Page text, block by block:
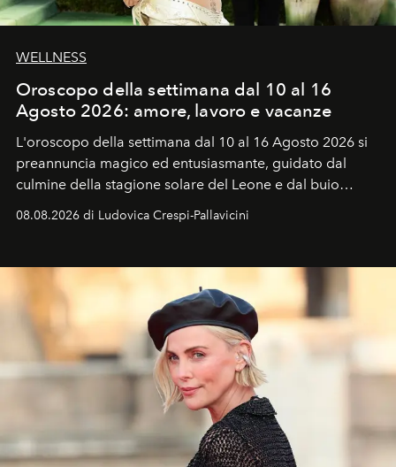
WELLNESS
Oroscopo della settimana dal 10 al 16
Agosto 2026: amore, lavoro e vacanze
L'oroscopo della settimana dal 10 al 16 Agosto 2026 si
preannuncia magico ed entusiasmante, guidato dal
culmine della stagione solare del Leone e dal buio
ideale per la notte delle Perseidi.
08.08.2026 di Ludovica Crespi-Pallavicini